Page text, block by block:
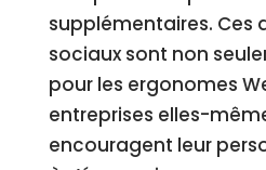
supplémentaires. Ces
sociaux sont non
pour les ergonomes
entreprises elles-
encouragent leur